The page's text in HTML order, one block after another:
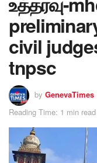
civil
tnpsc
by GenevaTimes
Reading Time: 1 min read